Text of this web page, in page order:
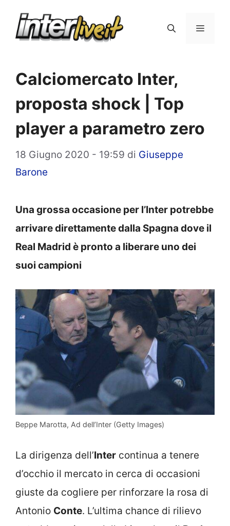
Menu
Calciomercato Inter,
proposta shock | Top
player a parametro zero
18 Giugno 2020 - 19:59 di Giuseppe
Barone
Una grossa occasione per l’Inter potrebbe
arrivare direttamente dalla Spagna dove il
Real Madrid è pronto a liberare uno dei
suoi campioni
Beppe Marotta, Ad dell’Inter (Getty Images)
La dirigenza dell’Inter continua a tenere
d’occhio il mercato in cerca di occasioni
giuste da cogliere per rinforzare la rosa di
Antonio Conte. L’ultima chance di rilievo